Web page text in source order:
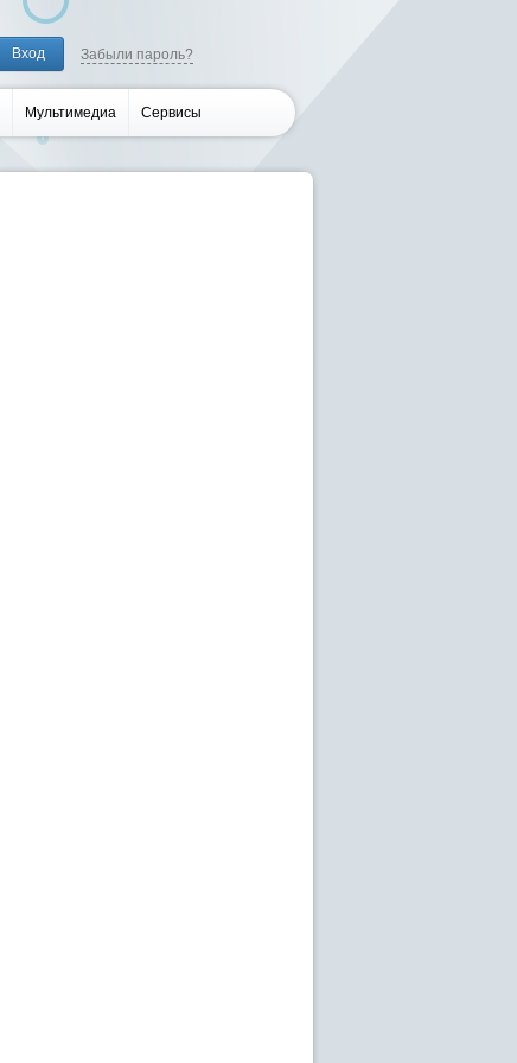
Забыли пароль?
Мультимедиа Сервисы